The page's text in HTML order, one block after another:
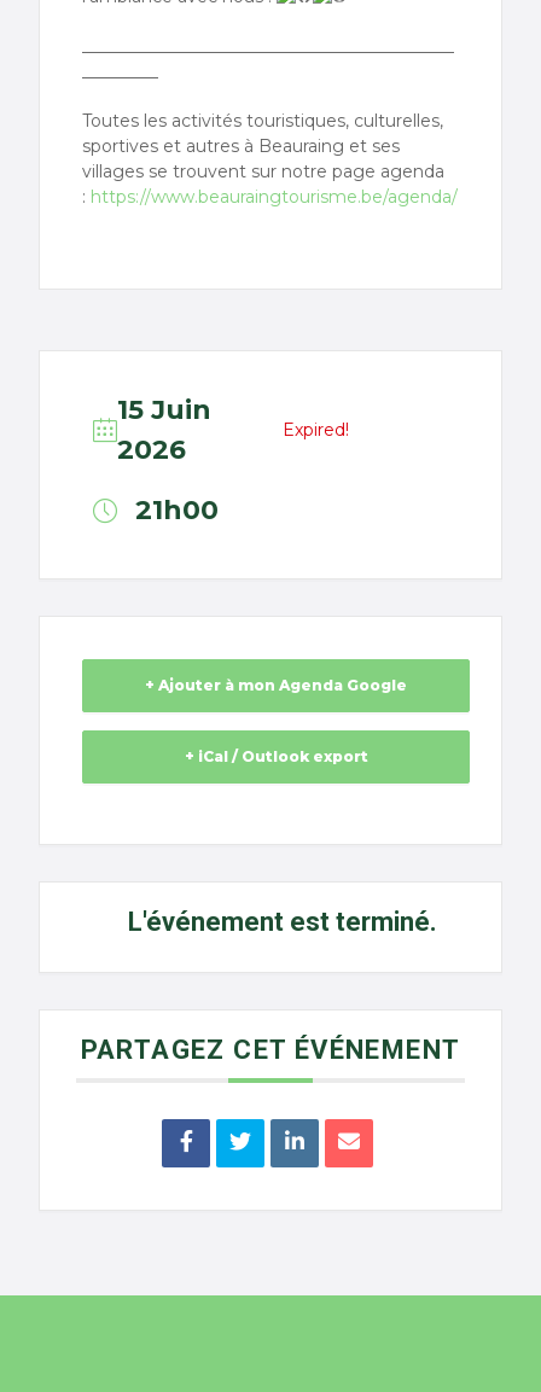
Toutes les activités touristiques, culturelles,
sportives et autres à Beauraing et ses
villages se trouvent sur notre page agenda
: https://www.beauraingtourisme.be/agenda/
15 Juin
2026
Expired!
21h00
+ Ajouter à mon Agenda Google
+ iCal / Outlook export
L'événement est terminé.
PARTAGEZ CET ÉVÉNEMENT